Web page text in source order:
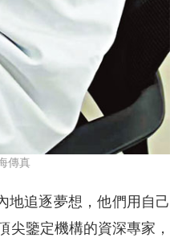
傳真
地追逐夢想，他們用自己
鑒定機構的資深專家，